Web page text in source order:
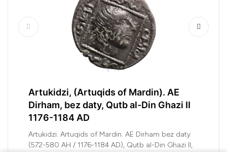
Artukidzi, (Artuqids of Mardin). AE
Dirham, bez daty, Qutb al-Din Ghazi II
1176-1184 AD
Artukidzi. Artuqids of Mardin. AE Dirham bez daty
(572-580 AH / 1176-1184 AD), Qutb al-Din Ghazi II,